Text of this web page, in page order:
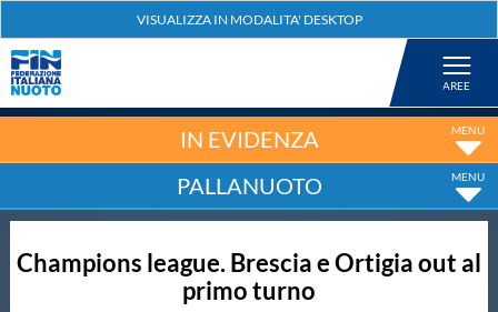
Nuoto
Tuffi
IN EVIDENZA
PALLANUOTO
Champions league. Brescia e Ortigia out al
primo turno